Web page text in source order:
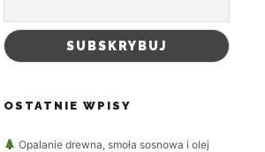
OSTATNIE WPISY
Opalanie drewna, smoła sosnowa i olej